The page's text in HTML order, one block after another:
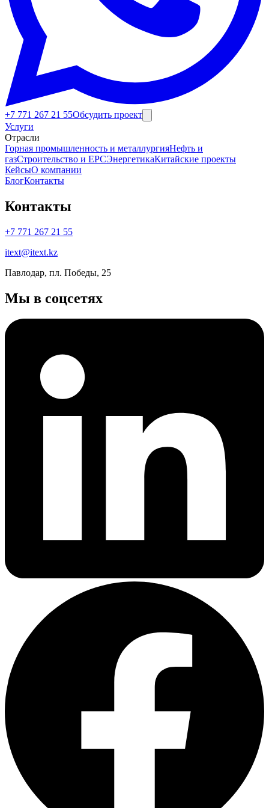
+7 771 267 21 55Обсудить проект
Услуги
Отрасли
Горная промышленность и металлургияНефть и
газСтроительство и EPCЭнергетикаКитайские проекты
КейсыО компании
БлогКонтакты
Контакты
+7 771 267 21 55
itext@itext.kz
Павлодар, пл. Победы, 25
Мы в соцсетях
Корпоративные услуги
Промышленный холдинг в Казахстане за год заказывает
повторяется. Повторяются формулировки регламентов
шаблоны протоколов испытаний, юридические преамбулы
контрактов. Если каждый раз платить за этот объём как за
новый, бюджет на перевод раздувается в полтора-два раза
против того, что нужно бизнесу на самом деле.
Именно эту разницу закрывают CAT-инструменты — системы
автоматизированного перевода, выстроенные вокруг памяти
переводов и глоссария. Эта статья объясняет, как они
работают, где формируется реальная экономия для
промышленного заказчика, и какие условия должны быть в
договоре с переводческим бюро, чтобы выгода от CAT
попадала к клиенту, а не оседала у подрядчика. Материал
адресован руководителям отделов закупок, технической
документации и юридических служб, отвечающим за бюджет
переводческих услуг в холдингах нефтегазового, горно-
металлургического, энергетического и строительного
секторов.
Что такое CAT-инструмент и чем он не
является
CAT расшифровывается как Computer-Assisted Translation, то